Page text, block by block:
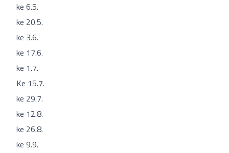
ke 6.5.
ke 20.5.
ke 3.6.
ke 17.6.
ke 1.7.
Ke 15.7.
ke 29.7.
ke 12.8.
ke 26.8.
ke 9.9.